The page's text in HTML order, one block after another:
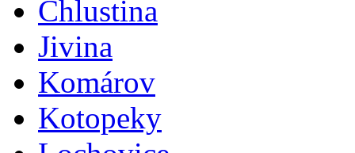
Chlustina
Jivina
Komárov
Kotopeky